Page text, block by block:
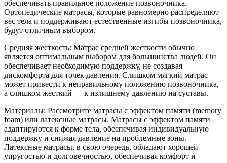
обеспечивать правильное положение позвоночника.
Ортопедические матрасы, которые равномерно распределяют
вес тела и поддерживают естественные изгибы позвоночника,
будут отличным выбором.
Средняя жесткость: Матрас средней жесткости обычно
является оптимальным выбором для большинства людей. Он
обеспечивает необходимую поддержку, не создавая
дискомфорта для точек давления. Слишком мягкий матрас
может привести к неправильному положению позвоночника,
а слишком жесткий — к излишнему давлению на суставы.
Материалы: Рассмотрите матрасы с эффектом памяти (memory
foam) или латексные матрасы. Матрасы с эффектом памяти
адаптируются к форме тела, обеспечивая индивидуальную
поддержку и снижая давление на проблемные зоны.
Латексные матрасы, в свою очередь, обладают хорошей
упругостью и долговечностью, обеспечивая комфорт и